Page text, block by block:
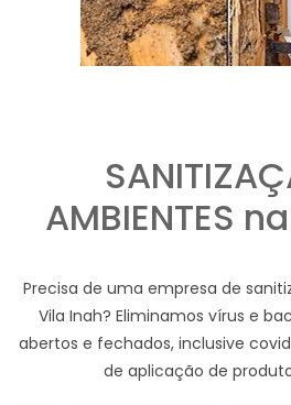
AMBIENTES
Precisa de uma empresa de
Vila Inah? Eliminamos vírus e
abertos e fechados, inclusive
de aplicação de